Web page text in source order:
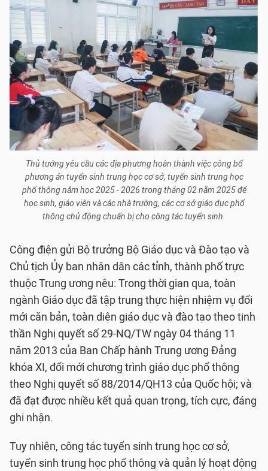
Thủ tướng yêu cầu các địa phương hoàn thành việc công bố
phương án tuyển sinh trung học cơ sở, tuyển sinh trung học
phổ thông năm học 2025 - 2026 trong tháng 02 năm 2025 để
học sinh, giáo viên và các nhà trường, các cơ sở giáo dục phổ
thông chủ động chuẩn bị cho công tác tuyển sinh.
Công điện gửi Bộ trưởng Bộ Giáo dục và Đào tạo và
Chủ tịch Ủy ban nhân dân các tỉnh, thành phố trực
thuộc Trung ương nêu: Trong thời gian qua, toàn
ngành Giáo dục đã tập trung thực hiện nhiệm vụ đổi
mới căn bản, toàn diện giáo dục và đào tạo theo tinh
thần Nghị quyết số 29-NQ/TW ngày 04 tháng 11
năm 2013 của Ban Chấp hành Trung ương Đảng
khóa XI, đổi mới chương trình giáo dục phổ thông
theo Nghị quyết số 88/2014/QH13 của Quốc hội; và
đã đạt được nhiều kết quả quan trọng, tích cực, đáng
ghi nhận.
Tuy nhiên, công tác tuyển sinh trung học cơ sở,
tuyển sinh trung học phổ thông và quản lý hoạt động